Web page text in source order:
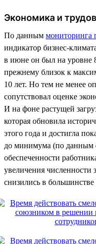
Экономика и
По данным мониторинга
индикатор бизнес-
в июне он был на уровне
прежнему близок к
10 лет. Но тем не менее
сопутствовал оценке
И на фоне растущей
которая обновила
этого года и достигла
до минимума (по данным
обеспеченности
увеличения численности
снизились в большинстве